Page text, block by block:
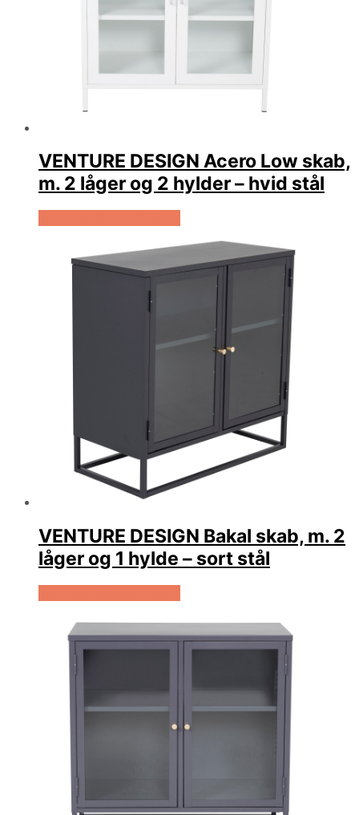
VENTURE DESIGN Acero Low skab,
m. 2 låger og 2 hylder – hvid stål
VENTURE DESIGN Bakal skab, m. 2
låger og 1 hylde – sort stål